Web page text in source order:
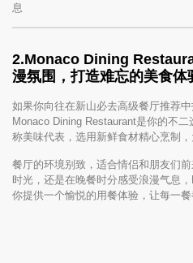
息
2.Monaco Dining
漫氛围，打造难忘的美食体
如果你向往在新山必去高级餐厅推荐
Monaco Dining Restaurant是你的不
称美味代表，选用新鲜食材精心烹制，
餐厅的环境别致，适合情侣和朋友们
时光，还是在晚餐时分感受浪漫气息
你提供一个愉悦的用餐体验，让每一餐